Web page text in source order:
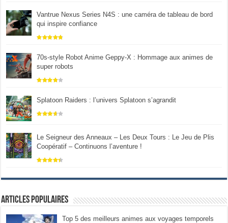
Vantrue Nexus Series N4S : une caméra de tableau de bord
qui inspire confiance
70s-style Robot Anime Geppy-X : Hommage aux animes de
super robots
Splatoon Raiders : l’univers Splatoon s’agrandit
Le Seigneur des Anneaux – Les Deux Tours : Le Jeu de Plis
Coopératif – Continuons l’aventure !
Articles populaires
Top 5 des meilleurs animes aux voyages temporels